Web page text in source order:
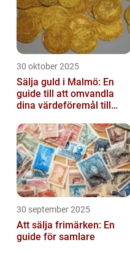
30 oktober 2025
Sälja guld i Malmö: En
guide till att omvandla
dina värdeföremål till
30 september 2025
Att sälja frimärken: En
guide för samlare